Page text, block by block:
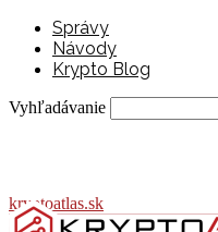
Správy
Návody
Krypto Blog
Vyhľadávanie
kryptoatlas.sk